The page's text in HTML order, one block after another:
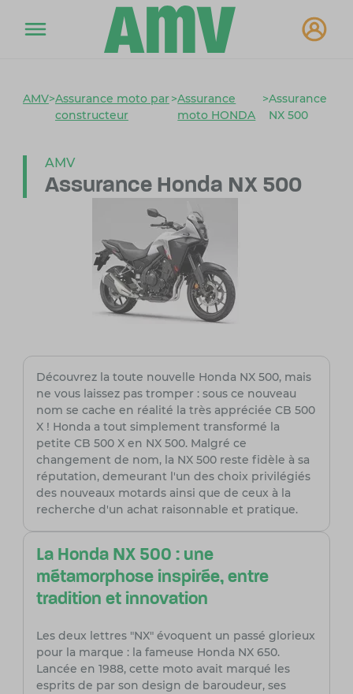
AMV>Assurance moto par
constructeur
>Assurance
moto HONDA
>Assurance
NX 500
AMV
Assurance Honda NX 500
Découvrez la toute nouvelle Honda NX 500, mais
ne vous laissez pas tromper : sous ce nouveau
nom se cache en réalité la très appréciée CB 500
X ! Honda a tout simplement transformé la
petite CB 500 X en NX 500. Malgré ce
changement de nom, la NX 500 reste fidèle à sa
réputation, demeurant l'un des choix privilégiés
des nouveaux motards ainsi que de ceux à la
recherche d'un achat raisonnable et pratique.
La Honda NX 500 : une
métamorphose inspirée, entre
tradition et innovation
Les deux lettres "NX" évoquent un passé glorieux
pour la marque : la fameuse Honda NX 650.
Lancée en 1988, cette moto avait marqué les
esprits de par son design de baroudeur, ses